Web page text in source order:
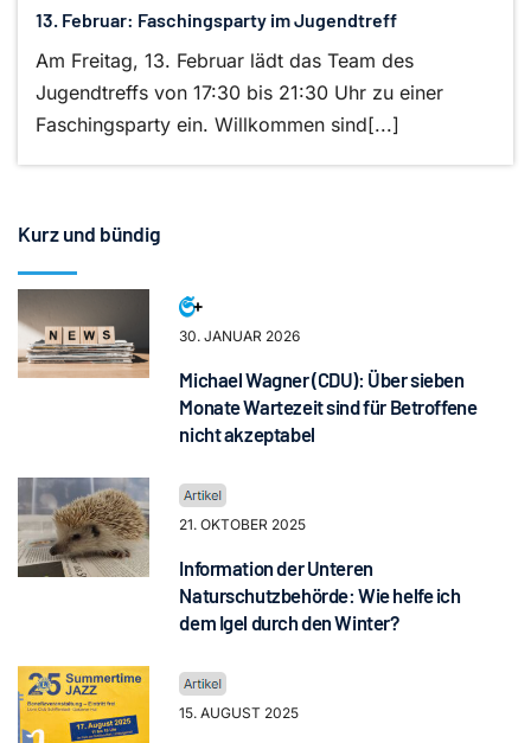
13. Februar: Faschingsparty im Jugendtreff
Am Freitag, 13. Februar lädt das Team des
Jugendtreffs von 17:30 bis 21:30 Uhr zu einer
Faschingsparty ein. Willkommen sind[...]
Kurz und bündig
30. JANUAR 2026
Michael Wagner (CDU): Über sieben
Monate Wartezeit sind für Betroffene
nicht akzeptabel
21. OKTOBER 2025
Information der Unteren
Naturschutzbehörde: Wie helfe ich
dem Igel durch den Winter?
15. AUGUST 2025